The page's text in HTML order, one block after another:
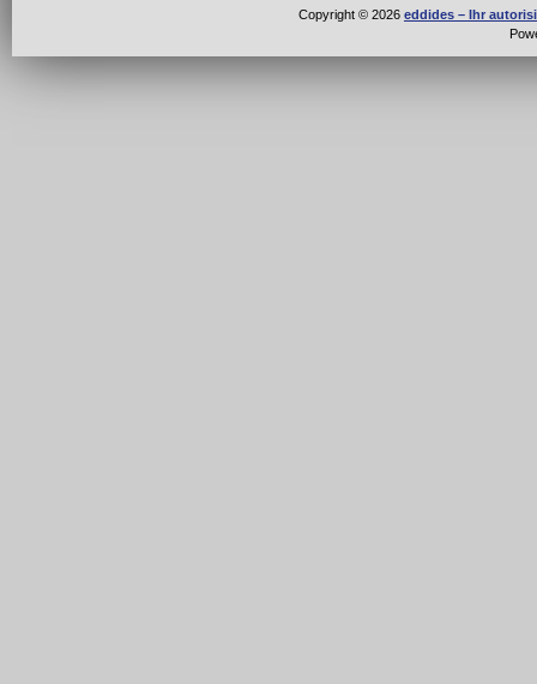
Copyright © 2026 eddides – Ihr